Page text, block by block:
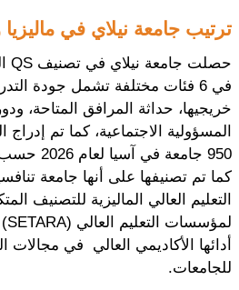
ترتيب جامعة نيلاي في ماليزيا
950 جامعة في آسيا لعام 2026 حسب تصنيف QS الأخير.
للجامعات.